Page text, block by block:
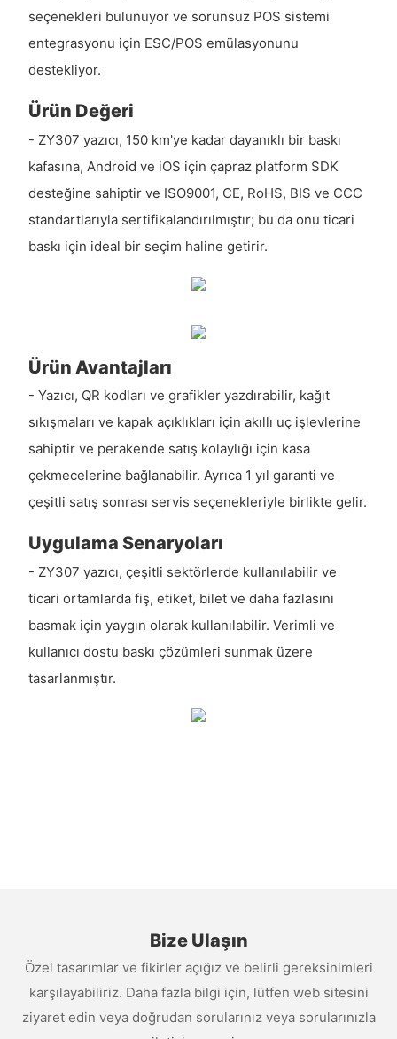
seçenekleri bulunuyor ve sorunsuz POS sistemi
entegrasyonu için ESC/POS emülasyonunu
destekliyor.
Ürün Değeri
- ZY307 yazıcı, 150 km'ye kadar dayanıklı bir baskı
kafasına, Android ve iOS için çapraz platform SDK
desteğine sahiptir ve ISO9001, CE, RoHS, BIS ve CCC
standartlarıyla sertifikalandırılmıştır; bu da onu ticari
baskı için ideal bir seçim haline getirir.
Ürün Avantajları
- Yazıcı, QR kodları ve grafikler yazdırabilir, kağıt
sıkışmaları ve kapak açıklıkları için akıllı uç işlevlerine
sahiptir ve perakende satış kolaylığı için kasa
çekmecelerine bağlanabilir. Ayrıca 1 yıl garanti ve
çeşitli satış sonrası servis seçenekleriyle birlikte gelir.
Uygulama Senaryoları
- ZY307 yazıcı, çeşitli sektörlerde kullanılabilir ve
ticari ortamlarda fiş, etiket, bilet ve daha fazlasını
basmak için yaygın olarak kullanılabilir. Verimli ve
kullanıcı dostu baskı çözümleri sunmak üzere
tasarlanmıştır.
Bize Ulaşın
Özel tasarımlar ve fikirler açığız ve belirli gereksinimleri
karşılayabiliriz. Daha fazla bilgi için, lütfen web sitesini
ziyaret edin veya doğrudan sorularınız veya sorularınızla